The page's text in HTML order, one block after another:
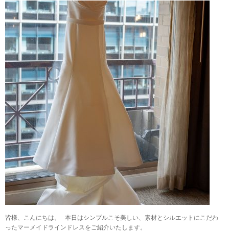
皆様、こんにちは。 本日はシンプルこそ美しい、素材とシルエットにこだわ
ったマーメイドラインドレスをご紹介いたします。